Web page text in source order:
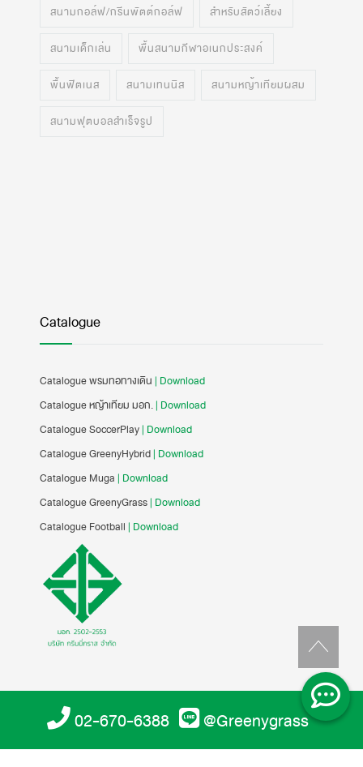
02-670-6388 @Greenygrass
สนามกอล์ฟ/กรีนพัตต์กอล์ฟ สำหรับสัตว์เลี้ยง
สนามเด็กเล่น พื้นสนามกีฬาอเนกประสงค์
พื้นฟิตเนส สนามเทนนิส สนามหญ้าเทียมผสม
สนามฟุตบอลสำเร็จรูป
Catalogue
Catalogue พรมทอทางเดิน | Download
Catalogue หญ้าเทียม มอก.| Download
Catalogue SoccerPlay| Download
Catalogue GreenyHybrid| Download
Catalogue Muga | Download
Catalogue GreenyGrass| Download
Catalogue Football | Download